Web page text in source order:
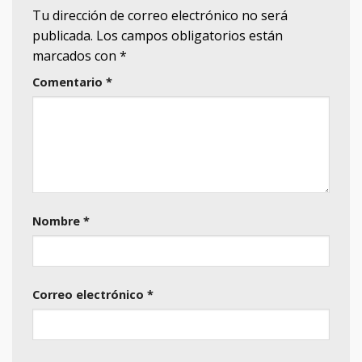
Tu dirección de correo electrónico no será
publicada. Los campos obligatorios están
marcados con *
Comentario *
Nombre *
Correo electrónico *